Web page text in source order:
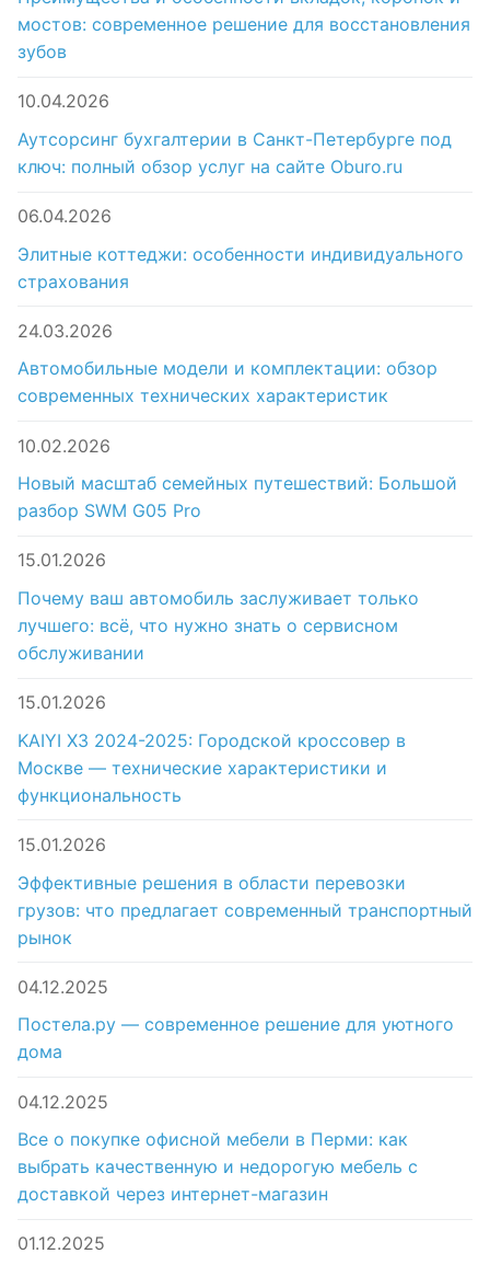
мостов: современное решение для восстановления
зубов
10.04.2026
Аутсорсинг бухгалтерии в Санкт-Петербурге под
ключ: полный обзор услуг на сайте Oburo.ru
06.04.2026
Элитные коттеджи: особенности индивидуального
страхования
24.03.2026
Автомобильные модели и комплектации: обзор
современных технических характеристик
10.02.2026
Новый масштаб семейных путешествий: Большой
разбор SWM G05 Pro
15.01.2026
Почему ваш автомобиль заслуживает только
лучшего: всё, что нужно знать о сервисном
обслуживании
15.01.2026
KAIYI X3 2024-2025: Городской кроссовер в
Москве — технические характеристики и
функциональность
15.01.2026
Эффективные решения в области перевозки
грузов: что предлагает современный транспортный
рынок
04.12.2025
Постела.ру — современное решение для уютного
дома
04.12.2025
Все о покупке офисной мебели в Перми: как
выбрать качественную и недорогую мебель с
доставкой через интернет-магазин
01.12.2025